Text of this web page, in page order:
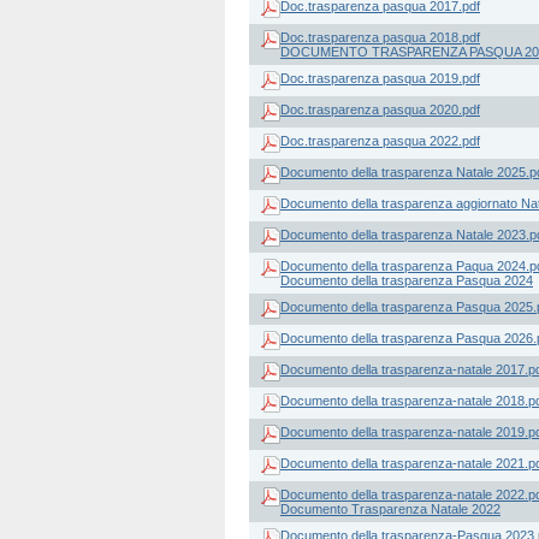
Doc.trasparenza pasqua 2017.pdf
Doc.trasparenza pasqua 2018.pdf
DOCUMENTO TRASPARENZA PASQUA
Doc.trasparenza pasqua 2019.pdf
Doc.trasparenza pasqua 2020.pdf
Doc.trasparenza pasqua 2022.pdf
Documento della trasparenza Natale
Documento della trasparenza aggiornato
Documento della trasparenza Natale
Documento della trasparenza Paqua
Documento della trasparenza Pasqua 2024
Documento della trasparenza Pasqua
Documento della trasparenza Pasqua
Documento della trasparenza-natale
Documento della trasparenza-natale
Documento della trasparenza-natale
Documento della trasparenza-natale
Documento della trasparenza-natale
Documento Trasparenza Natale 2022
Documento della trasparenza-Pasqua